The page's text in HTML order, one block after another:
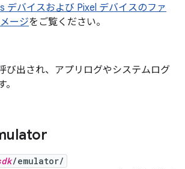
デバイスおよび Pixel デバイスのファ
ージをご覧ください。
び出され、アプリログやシステムログ
/emulator/